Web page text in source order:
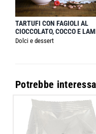
TARTUFI CON FAGIOLI AL
CIOCCOLATO, COCCO E
Dolci e dessert
Potrebbe